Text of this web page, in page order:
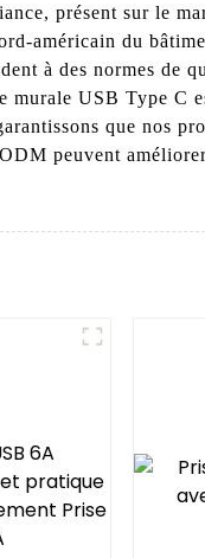
présent sur le
américain du
à des normes de
murale USB Type
que nos
peuvent